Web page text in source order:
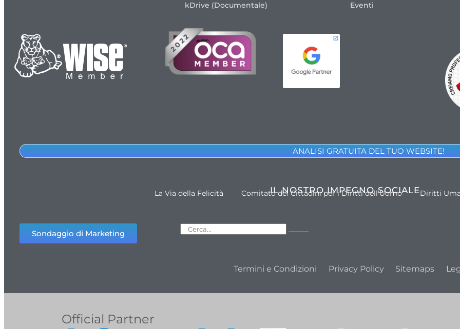
kDrive (Documentale)
Eventi
ANALISI GRATUITA DEL TUO WEBSITE!
IL NOSTRO IMPEGNO SOCIALE
La Via della Felicità Comitato dei Cittadini per i Diritti dell'Uomo Diritti
Sondaggio di Marketing
Termini e Condizioni Privacy Policy Sitemaps
Official Partner